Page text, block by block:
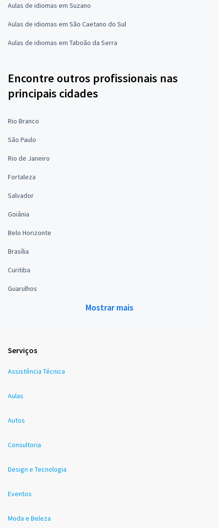
Aulas de idiomas em Suzano
Aulas de idiomas em São Caetano do Sul
Aulas de idiomas em Taboão da Serra
Encontre outros profissionais nas
principais cidades
Rio Branco
São Paulo
Rio de Janeiro
Fortaleza
Salvador
Goiânia
Belo Horizonte
Brasília
Curitiba
Guarulhos
Mostrar mais
Serviços
Assistência Técnica
Aulas
Autos
Consultoria
Design e Tecnologia
Eventos
Moda e Beleza